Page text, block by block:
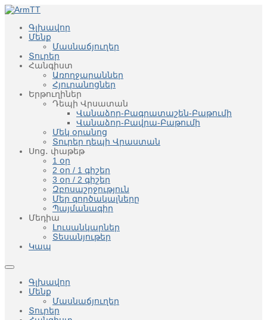
Գլխավոր
Մենք
Մասնաճյուղեր
Տուրեր
Հանգիստ
Առողջարաններ
Հյուրանոցներ
Երթուղիներ
Դեպի Վրսատան
Վանաձոր-Բագրատաշեն-Բաթումի
Վանաձոր-Բավրա-Բաթումի
Մեկ օրանոց
Տուրեր դեպի Վրաստան
Սոց․ փաթեթ
1 օր
2 օր / 1 գիշեր
3 օր / 2 գիշեր
Զբոսաշրջություն
Մեր գործակալները
Պայմանագիր
Մեդիա
Լուսանկարներ
Տեսանյութեր
Կապ
Գլխավոր
Մենք
Մասնաճյուղեր
Տուրեր